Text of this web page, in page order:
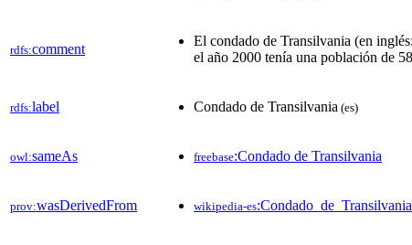
rdfs:comment
El condado de Transilvania​ (en
el año 2000 tenía una población de
rdfs:label Condado de Transilvania (es)
owl:sameAs freebase:Condado de Transilvania
prov:wasDerivedFrom wikipedia-es